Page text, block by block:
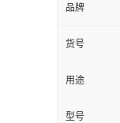
品牌
货号
用途
型号